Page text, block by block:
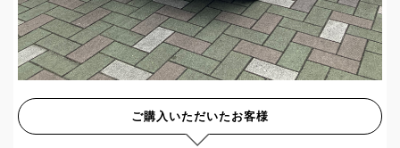
ご購入いただいたお客様